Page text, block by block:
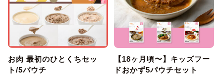
お肉 最初のひとくちセッ
ト/5パウチ
【18ヶ月頃〜】キッズフー
ドおかず5パウチセット